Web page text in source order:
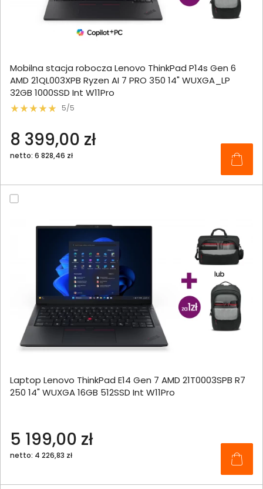
Mobilna stacja robocza Lenovo ThinkPad P14s Gen 6
AMD 21QL003XPB Ryzen AI 7 PRO 350 14" WUXGA_LP
32GB 1000SSD Int W11Pro
5/5
8 399,00 zł
netto: 6 828,46 zł
Laptop Lenovo ThinkPad E14 Gen 7 AMD 21T0003SPB R7
250 14" WUXGA 16GB 512SSD Int W11Pro
5 199,00 zł
netto: 4 226,83 zł